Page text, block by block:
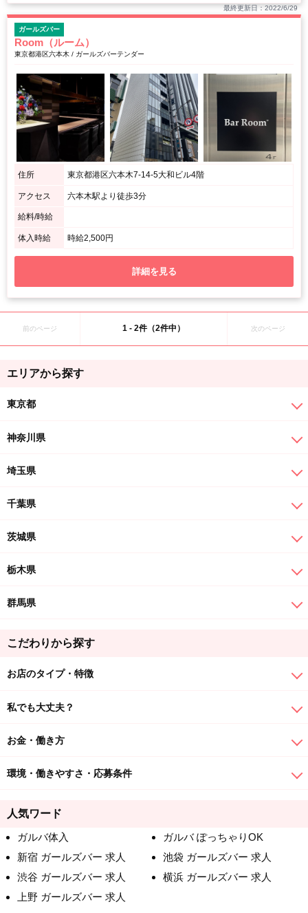
最終更新日：2022/6/29
ガールズバー
Room（ルーム）
東京都港区六本木 / ガールズバーテンダー
住所 東京都港区六本木7-14-5大和ビル4階
アクセス 六本木駅より徒歩3分
給料/時給
体入時給 時給2,500円
詳細を見る
前のページ 1 - 2件（2件中） 次のページ
エリアから探す
東京都
神奈川県
埼玉県
千葉県
茨城県
栃木県
群馬県
こだわりから探す
お店のタイプ・特徴
私でも大丈夫？
お金・働き方
環境・働きやすさ・応募条件
人気ワード
ガルバ体入
ガルバ ぽっちゃりOK
新宿 ガールズバー 求人
池袋 ガールズバー 求人
渋谷 ガールズバー 求人
横浜 ガールズバー 求人
上野 ガールズバー 求人